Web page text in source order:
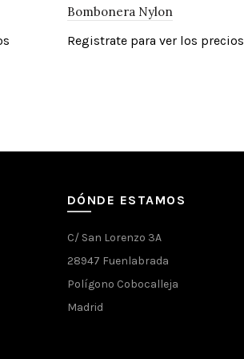
Bombonera Nylon
Registrate para ver los precios
DÓNDE ESTAMOS
C/ San Lorenzo 3A
28947 Fuenlabrada
Polígono Cobocalleja
Madrid